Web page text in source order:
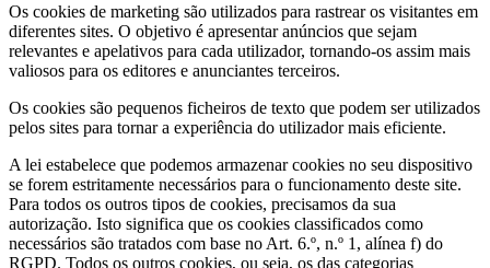
Os cookies de marketing são utilizados para rastrear os visitantes em
diferentes sites. O objetivo é apresentar anúncios que sejam
relevantes e apelativos para cada utilizador, tornando-os assim mais
valiosos para os editores e anunciantes terceiros.
Os cookies são pequenos ficheiros de texto que podem ser utilizados
pelos sites para tornar a experiência do utilizador mais eficiente.
A lei estabelece que podemos armazenar cookies no seu dispositivo
se forem estritamente necessários para o funcionamento deste site.
Para todos os outros tipos de cookies, precisamos da sua
autorização. Isto significa que os cookies classificados como
necessários são tratados com base no Art. 6.º, n.º 1, alínea f) do
RGPD. Todos os outros cookies, ou seja, os das categorias